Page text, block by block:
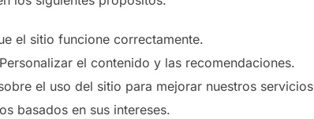
el sitio funcione correctamente.
Personalizar el contenido y las recomendaciones.
el uso del sitio para mejorar nuestros
basados en sus intereses.